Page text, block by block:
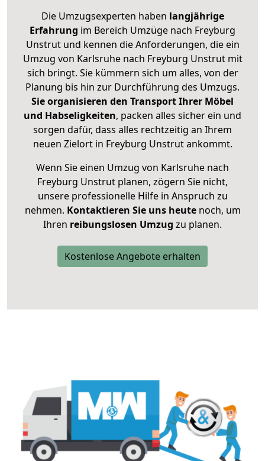
Die Umzugsexperten haben langjährige
Erfahrung im Bereich Umzüge nach Freyburg
Unstrut und kennen die Anforderungen, die ein
Umzug von Karlsruhe nach Freyburg Unstrut mit
sich bringt. Sie kümmern sich um alles, von der
Planung bis hin zur Durchführung des Umzugs.
Sie organisieren den Transport Ihrer Möbel
und Habseligkeiten, packen alles sicher ein und
sorgen dafür, dass alles rechtzeitig an Ihrem
neuen Zielort in Freyburg Unstrut ankommt.
Wenn Sie einen Umzug von Karlsruhe nach
Freyburg Unstrut planen, zögern Sie nicht,
unsere professionelle Hilfe in Anspruch zu
nehmen. Kontaktieren Sie uns heutenoch, um
Ihren reibungslosen Umzug zu planen.
Kostenlose Angebote erhalten